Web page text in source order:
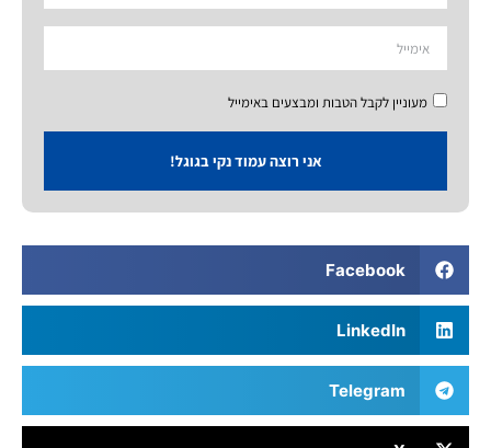
מעוניין לקבל הטבות ומבצעים באימייל
אני רוצה עמוד נקי בגוגל!
Facebook
LinkedIn
Telegram